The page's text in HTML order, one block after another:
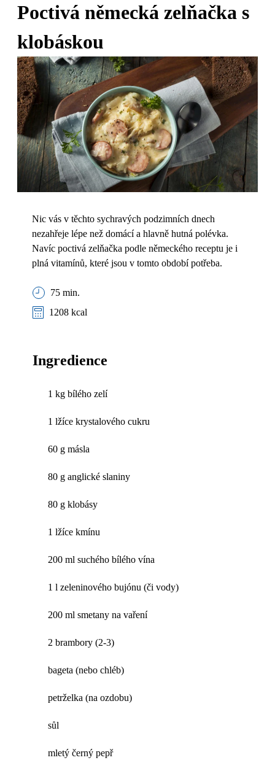
Poctivá německá zelňačka s
klobáskou
Nic vás v těchto sychravých podzimních dnech
nezahřeje lépe než domácí a hlavně hutná polévka.
Navíc poctivá zelňačka podle německého receptu je i
plná vitamínů, které jsou v tomto období potřeba.
75 min.
1208 kcal
Ingredience
1 kg bílého zelí
1 lžíce krystalového cukru
60 g másla
80 g anglické slaniny
80 g klobásy
1 lžíce kmínu
200 ml suchého bílého vína
1 l zeleninového bujónu (či vody)
200 ml smetany na vaření
2 brambory (2-3)
bageta (nebo chléb)
petrželka (na ozdobu)
sůl
mletý černý pepř